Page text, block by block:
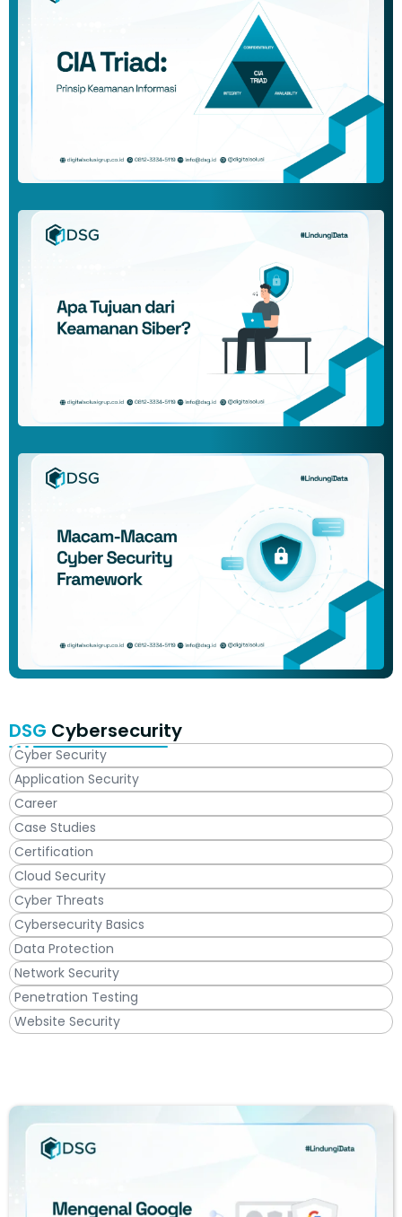
DSG Cybersecurity
Cyber Security
Application Security
Career
Case Studies
Certification
Cloud Security
Cyber Threats
Cybersecurity Basics
Data Protection
Network Security
Penetration Testing
Website Security